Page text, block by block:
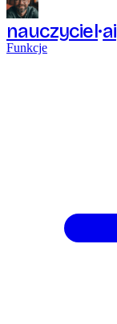
nauczyciel ai
Funkcje